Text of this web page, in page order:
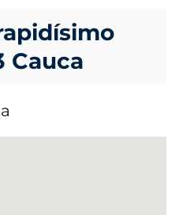
Cauca